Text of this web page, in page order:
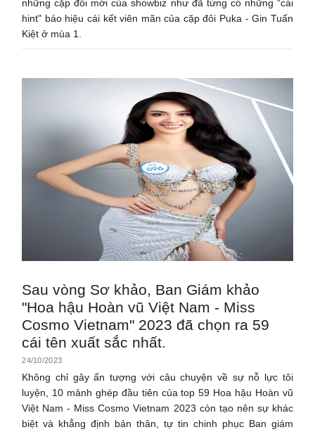
những cặp đôi mới của showbiz như đã từng có những “cái
hint" báo hiệu cái kết viên mãn của cặp đôi Puka - Gin Tuấn
Kiệt ở mùa 1.
Sau vòng Sơ khảo, Ban Giám khảo
"Hoa hậu Hoàn vũ Việt Nam - Miss
Cosmo Vietnam" 2023 đã chọn ra 59
cái tên xuất sắc nhất.
24/10/2023
Không chỉ gây ấn tượng với câu chuyện về sự nỗ lực tôi
luyện, 10 mảnh ghép đầu tiên của top 59 Hoa hậu Hoàn vũ
Việt Nam - Miss Cosmo Vietnam 2023 còn tạo nên sự khác
biệt và khẳng định bản thân, tự tin chinh phục Ban giám